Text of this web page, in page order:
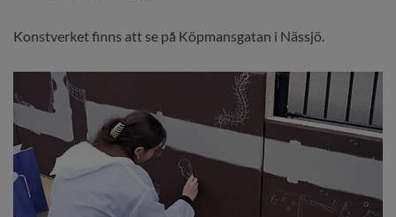
Konstverket finns att se på Köpmansgatan i Nässjö.